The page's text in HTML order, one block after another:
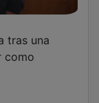
tras una
como